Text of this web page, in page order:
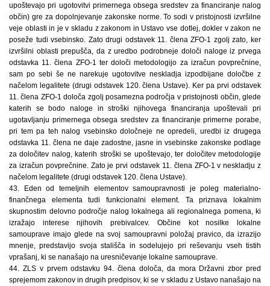
upoštevajo pri ugotovitvi primernega obsega sredstev za financiranje nalog
občin) gre za dopolnjevanje zakonske norme. To sodi v pristojnosti izvršilne
veje oblasti in je v skladu z zakonom in Ustavo vse dotlej, dokler v zakon ne
poseže tudi vsebinsko. Zato drugi odstavek 11. člena ZFO-1 zgolj zato, ker
izvršilni oblasti prepušča, da z uredbo podrobneje določi naloge iz prvega
odstavka 11. člena ZFO-1 ter določi metodologijo za izračun povprečnine,
sam po sebi še ne narekuje ugotovitve neskladja izpodbijane določbe z
načelom legalitete (drugi odstavek 120. člena Ustave). Ker pa prvi odstavek
11. člena ZFO-1 določa zgolj posamezna področja v pristojnosti občin, glede
katerih se bodo naloge in stroški njihovega financiranja upoštevali pri
ugotavljanju primernega obsega sredstev za financiranje primerne porabe,
pri tem pa teh nalog vsebinsko določneje ne opredeli, uredbi iz drugega
odstavka 11. člena ne daje zadostne, jasne in vsebinske zakonske podlage
za določitev nalog, katerih stroški se upoštevajo, ter določitev metodologije
za izračun povprečnine. Zato je prvi odstavek 11. člena ZFO-1 v neskladju z
načelom legalitete (drugi odstavek 120. člena Ustave).
43. Eden od temeljnih elementov samoupravnosti je poleg materialno-
finančnega elementa tudi funkcionalni element. Ta priznava lokalnim
skupnostim delovno področje nalog lokalnega ali regionalnega pomena, ki
izražajo interese njihovih prebivalcev. Občine kot nosilke lokalne
samouprave imajo glede na svoj samoupravni položaj pravico, da izrazijo
mnenje, predstavijo svoja stališča in sodelujejo pri reševanju vseh tistih
vprašanj, ki se nanašajo na uresničevanje lokalne samouprave.
44. ZLS v prvem odstavku 94. člena določa, da mora Državni zbor pred
sprejemom zakonov in drugih predpisov, ki se v skladu z Ustavo nanašajo na